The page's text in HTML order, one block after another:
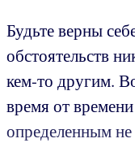
Будьте верны
обстоятельств
кем-то другим.
время от
определенным